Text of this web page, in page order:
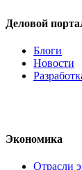
Деловой
Блоги
Новости
Экономика
Отрасли